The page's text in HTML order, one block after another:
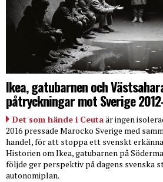
Ikea, gatubarnen och
påtryckningar mot Sverige
Det som hände i Ceutaär ingen
2016 pressade Marocko Sverige med
handel, för att stoppa ett svenskt
Historien om Ikea, gatubarnen på
följde ger perspektiv på dagens svenska
autonomiplan.